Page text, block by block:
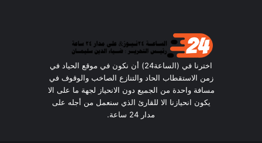
اخترنا في (الساعة24) أن نكون في موقع الحياد في
زمن الاستقطاب الحاد والتنازع الصاخب والوقوف في
مسافة واحدة من الجميع دون الانحياز لجهة ما على الا
يكون انحيازنا الا للقارئ الذي سنعمل من أجله على
مدار 24 ساعة.